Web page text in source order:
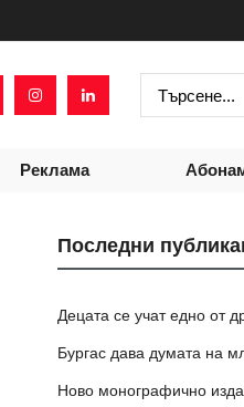
Реклама
Последни
Децата се учат едно от
Бургас дава думата на
Ново монографично